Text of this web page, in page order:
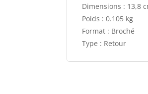
Dimensions : 13,8
Poids : 0.105 kg
Format : Broché
Type : Retour